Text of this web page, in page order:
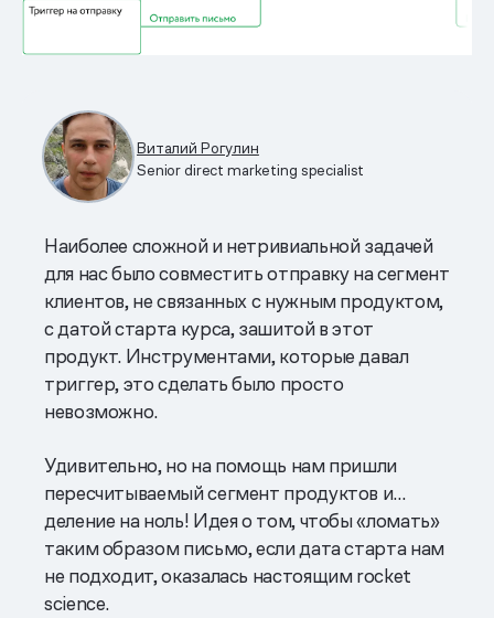
Виталий Рогулин
Senior direct marketing specialist
Наиболее сложной и нетривиальной задачей
для нас было совместить отправку на сегмент
клиентов, не связанных с нужным продуктом,
с датой старта курса, зашитой в этот
продукт. Инструментами, которые давал
триггер, это сделать было просто
невозможно.
Удивительно, но на помощь нам пришли
пересчитываемый сегмент продуктов и…
деление на ноль! Идея о том, чтобы «ломать»
таким образом письмо, если дата старта нам
не подходит, оказалась настоящим rocket
science.